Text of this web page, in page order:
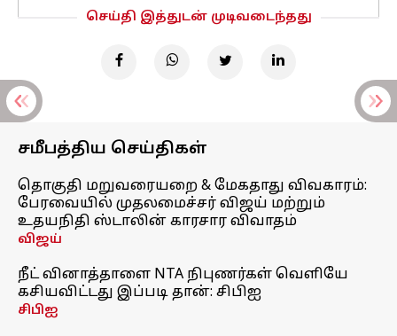
செய்தி இத்துடன் முடிவடைந்தது
சமீபத்திய செய்திகள்
தொகுதி மறுவரையறை & மேகதாது விவகாரம்:
பேரவையில் முதலமைச்சர் விஜய் மற்றும்
உதயநிதி ஸ்டாலின் காரசார விவாதம்
விஜய்
நீட் வினாத்தாளை NTA நிபுணர்கள் வெளியே
கசியவிட்டது இப்படி தான்: சிபிஐ
சிபிஐ